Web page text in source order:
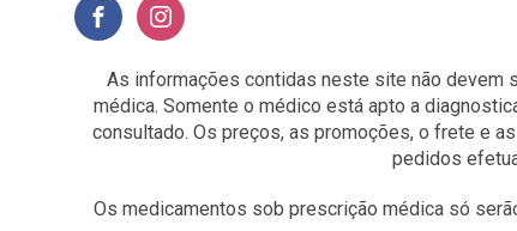
As informações contidas neste site não devem
médica. Somente o médico está apto a
consultado. Os preços, as promoções, o frete e
pedidos
Os medicamentos sob prescrição médica só